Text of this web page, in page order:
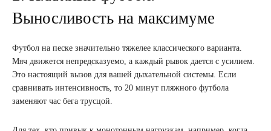
Выносливость на максимуме
Футбол на песке значительно тяжелее классического варианта.
Мяч движется непредсказуемо, а каждый рывок дается с усилием.
Это настоящий вызов для вашей дыхательной системы. Если
сравнивать интенсивность, то 20 минут пляжного футбола
заменяют час бега трусцой.